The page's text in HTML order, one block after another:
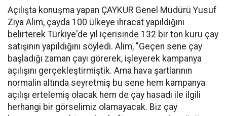
Açılışta konuşma yapan ÇAYKUR Genel Müdürü Yusuf
Ziya Alim, çayda 100 ülkeye ihracat yapıldığını
belirterek Türkiye'de yıl içerisinde 132 bir ton kuru çay
satışının yapıldığını söyledi. Alim, "Geçen sene çay
başladığı zaman çayı görerek, işleyerek kampanya
açılışını gerçekleştirmiştik. Ama hava şartlarının
normalin altında seyretmiş bu sene hem kampanya
açılışı ertelemiş olacak hem de çay hasadı ile ilgili
herhangi bir görselimiz olamayacak. Biz çay